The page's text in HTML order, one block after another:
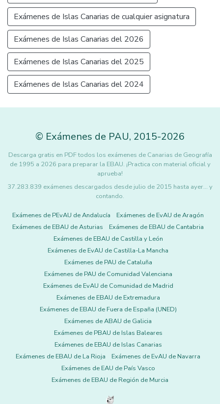
Exámenes de Islas Canarias de cualquier asignatura
Exámenes de Islas Canarias del 2026
Exámenes de Islas Canarias del 2025
Exámenes de Islas Canarias del 2024
© Exámenes de PAU, 2015-2026
Descarga gratis en PDF todos los exámenes de Canarias de Geografía
de 1995 a 2026 para preparar la EBAU. ¡Practica con material oficial y
aprueba!
37.283.839 exámenes descargados desde julio de 2015 hasta ayer... y
contando.
Exámenes de PEvAU de Andalucía
Exámenes de EvAU de Aragón
Exámenes de EBAU de Asturias
Exámenes de EBAU de Cantabria
Exámenes de EBAU de Castilla y León
Exámenes de EvAU de Castilla-La Mancha
Exámenes de PAU de Cataluña
Exámenes de PAU de Comunidad Valenciana
Exámenes de EvAU de Comunidad de Madrid
Exámenes de EBAU de Extremadura
Exámenes de EBAU de Fuera de España (UNED)
Exámenes de ABAU de Galicia
Exámenes de PBAU de Islas Baleares
Exámenes de EBAU de Islas Canarias
Exámenes de EBAU de La Rioja
Exámenes de EvAU de Navarra
Exámenes de EAU de País Vasco
Exámenes de EBAU de Región de Murcia